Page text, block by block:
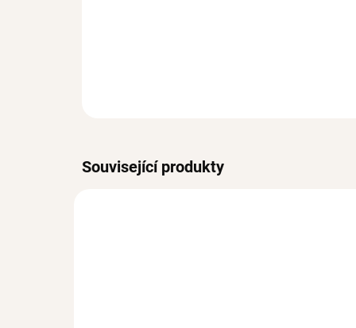
Související produkty